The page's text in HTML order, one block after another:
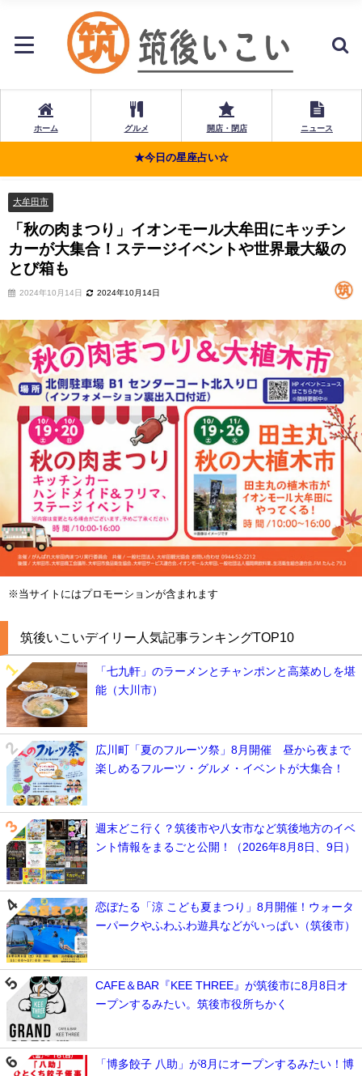
ホーム グルメ 開店・閉店 ニュース
★今日の星座占い☆
大牟田市
「秋の肉まつり」イオンモール大牟田にキッチン
カーが大集合！ステージイベントや世界最大級の
とび箱も
2024年10月14日 2024年10月14日
※当サイトにはプロモーションが含まれます
筑後いこいデイリー人気記事ランキングTOP10
「七九軒」のラーメンとチャンポンと高菜めしを堪
能（大川市）
広川町「夏のフルーツ祭」8月開催 昼から夜まで
楽しめるフルーツ・グルメ・イベントが大集合！
週末どこ行く？筑後市や八女市など筑後地方のイベ
ント情報をまるごと公開！（2026年8月8日、9日）
恋ぼたる「涼 こども夏まつり」8月開催！ウォータ
ーパークやふわふわ遊具などがいっぱい（筑後市）
CAFE＆BAR『KEE THREE』が筑後市に8月8日オ
ープンするみたい。筑後市役所ちかく
「博多餃子 八助」が8月にオープンするみたい！博